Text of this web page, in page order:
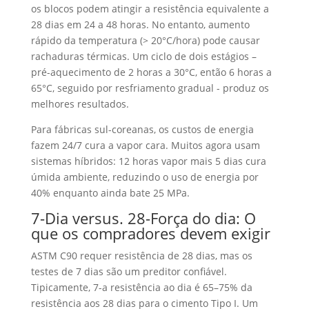
os blocos podem atingir a resistência equivalente a
28 dias em 24 a 48 horas. No entanto, aumento
rápido da temperatura (> 20°C/hora) pode causar
rachaduras térmicas. Um ciclo de dois estágios –
pré-aquecimento de 2 horas a 30°C, então 6 horas a
65°C, seguido por resfriamento gradual - produz os
melhores resultados.
Para fábricas sul-coreanas, os custos de energia
fazem 24/7 cura a vapor cara. Muitos agora usam
sistemas híbridos: 12 horas vapor mais 5 dias cura
úmida ambiente, reduzindo o uso de energia por
40% enquanto ainda bate 25 MPa.
7-Dia versus. 28-Força do dia: O
que os compradores devem exigir
ASTM C90 requer resistência de 28 dias, mas os
testes de 7 dias são um preditor confiável.
Tipicamente, 7-a resistência ao dia é 65–75% da
resistência aos 28 dias para o cimento Tipo I. Um